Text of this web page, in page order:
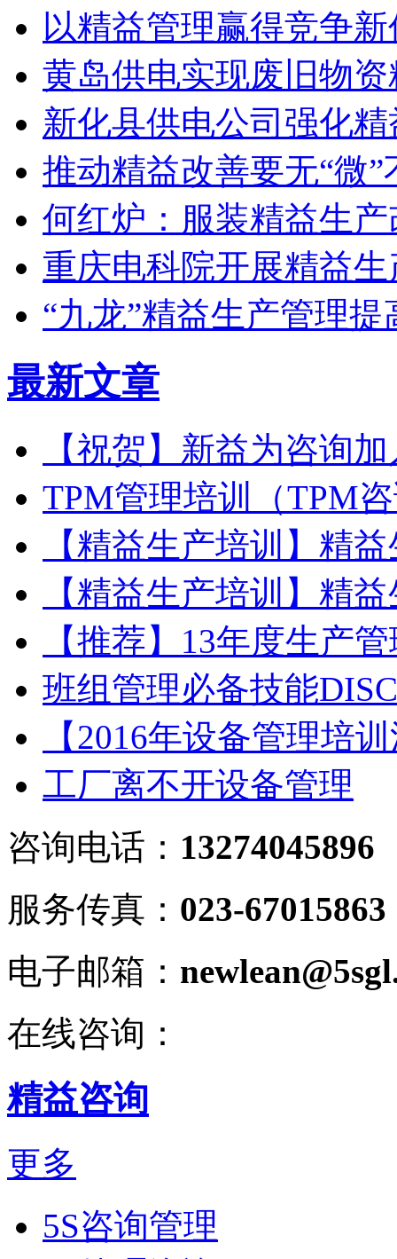
以精益管理赢得竞争
黄岛供电实现废旧物
新化县供电公司强化
推动精益改善要无“微”
何红炉：服装精益生
重庆电科院开展精益
“九龙”精益生产管理提
最新文章
【祝贺】新益为咨询
TPM管理培训（TPM
【精益生产培训】精
【精益生产培训】精
【推荐】13年度生产
班组管理必备技能DISC
【2016年设备管理培
工厂离不开设备管理
咨询电话： 13274045896
服务传真： 023-67015863
电子邮箱：
在线咨询：
精益咨询
更多
5S咨询管理